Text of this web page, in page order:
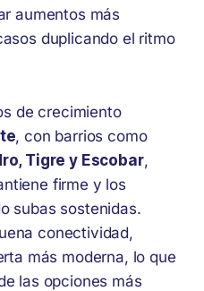
aumentos más
duplicando el ritmo
de crecimiento
, con barrios como
Tigre y Escobar,
firme y los
subas sostenidas.
conectividad,
más moderna, lo que
las opciones más